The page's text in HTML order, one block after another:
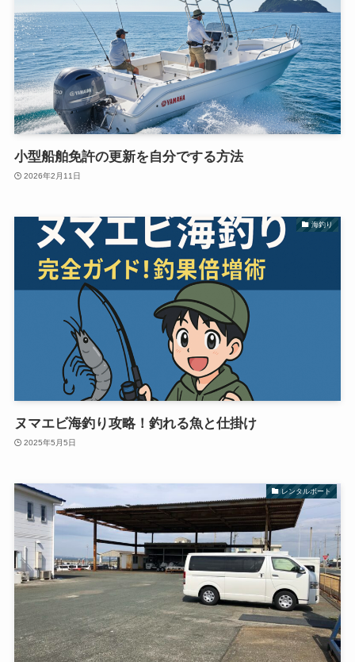
小型船舶免許の更新を自分でする方法
2026年2月11日
海釣り
ヌマエビ海釣り攻略！釣れる魚と仕掛け
2025年5月5日
レンタルボート